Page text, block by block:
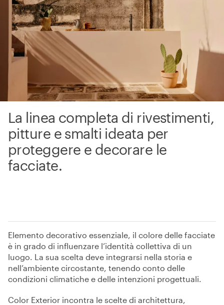
La linea completa di rivestimenti,
pitture e smalti ideata per
proteggere e decorare le
facciate.
Elemento decorativo essenziale, il colore delle facciate
è in grado di influenzare l’identità collettiva di un
luogo. La sua scelta deve integrarsi nella storia e
nell’ambiente circostante, tenendo conto delle
condizioni climatiche e delle intenzioni progettuali.
Color Exterior incontra le scelte di architettura,